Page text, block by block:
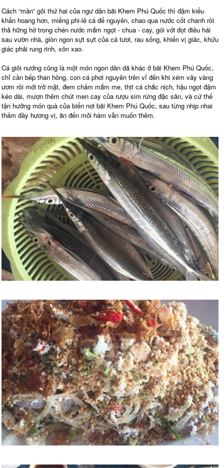
Cách “mần” gỏi thứ hai của ngư dân bãi Khem Phú Quốc thì đậm kiểu
khẩn hoang hơn, miếng phi-lê cá để nguyên, chao qua nước cốt chanh rồi
thả hững hờ trong chén nước mắm ngọt - chua - cay, gói với đọt điều hái
sau vườn nhà, giòn ngon sựt sựt của cá tươi, rau sống, khiến vị giác, khứu
giác phải rung rinh, xôn xao.
Cá giỏi nướng cũng là một món ngon dân dã khác ở bãi Khem Phú Quốc,
chỉ cần bếp than hồng, con cá phơi nguyên trên vỉ đến khi xém vảy vàng
ươm rồi mới trở mặt, đem chấm mắm me, thịt cá chắc nịch, hậu ngọt đậm
kéo dài, mượn thêm chút men cay của rượu sim rừng đặc sản, và cứ thế
tận hưởng món quà của biển nơi bãi Khem Phú Quốc, sau từng nhịp nhai
thấm đầy hương vị, ăn đến mỏi hàm vẫn muốn thêm.